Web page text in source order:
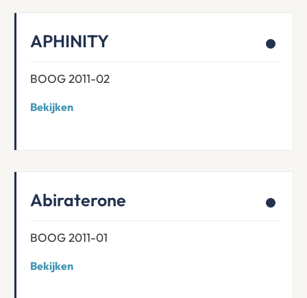
APHINITY
BOOG 2011-02
Bekijken
Abiraterone
BOOG 2011-01
Bekijken